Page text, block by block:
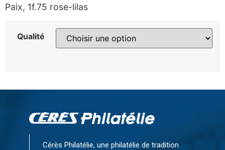
Paix, 1f.75 rose-lilas
Qualité
Cérès Philatélie, une philatélie de tradition